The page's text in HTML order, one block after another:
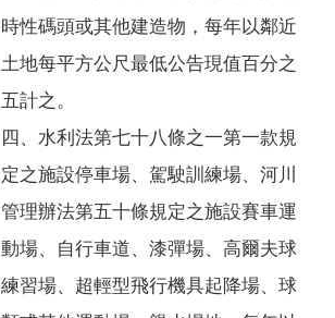
時性碼頭或其他建造物，每年以鄰近
土地每平方公尺最低公告現值百分之
五計之。
四、水利法第七十八條之一第一款規
定之施設停車場、駕駛訓練場、河川
管理辦法第五十條規定之施設賽車運
動場、自行車道、漆彈場、高爾夫球
練習場、超輕型飛行機具起降場、球